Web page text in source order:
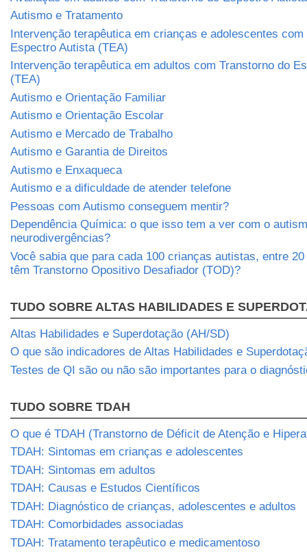
Autismo e Tratamento
Intervenção terapêutica em crianças e adolescentes com
Espectro Autista (TEA)
Intervenção terapêutica em adultos com Transtorno do
(TEA)
Autismo e Orientação Familiar
Autismo e Orientação Escolar
Autismo e Mercado de Trabalho
Autismo e Garantia de Direitos
Autismo e Enxaqueca
Autismo e a dificuldade de atender telefone
Pessoas com Autismo conseguem mentir?
Dependência Química: o que isso tem a ver com o
neurodivergências?
Você sabia que para cada 100 crianças autistas, entre
têm Transtorno Opositivo Desafiador (TOD)?
TUDO SOBRE ALTAS HABILIDADES E
Altas Habilidades e Superdotação (AH/SD)
O que são indicadores de Altas Habilidades e
Testes de QI são ou não são importantes para o
TUDO SOBRE TDAH
O que é TDAH (Transtorno de Déficit de Atenção e
TDAH: Sintomas em crianças e adolescentes
TDAH: Sintomas em adultos
TDAH: Causas e Estudos Científicos
TDAH: Diagnóstico de crianças, adolescentes e adultos
TDAH: Comorbidades associadas
TDAH: Tratamento terapêutico e medicamentoso